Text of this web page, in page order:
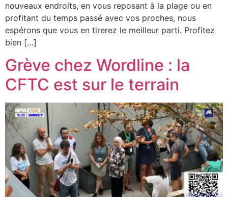
nouveaux endroits, en vous reposant à la plage ou en
profitant du temps passé avec vos proches, nous
espérons que vous en tirerez le meilleur parti. Profitez
bien […]
Grève chez Wordline : la
CFTC est sur le terrain